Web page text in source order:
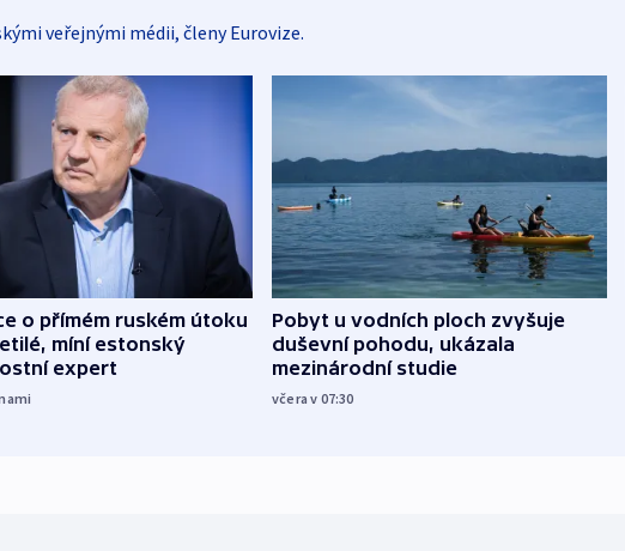
veřejnými médii, členy Eurovize.
o přímém ruském útoku
míní estonský
expert
Pobyt u vodních ploch zvyšuje
duševní pohodu, ukázala
mezinárodní studie
včera v 07:30